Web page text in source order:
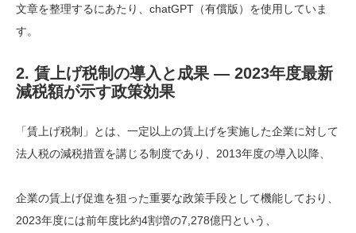
文章を整理するにあたり、chatGPT（有償版）を使用していま
す。
2. 賃上げ税制の導入と成果 ― 2023年度最新
減税額が示す政策効果
「賃上げ税制」とは、一定以上の賃上げを実施した企業に対して
法人税の減税措置を講じる制度であり、2013年度の導入以降、
企業の賃上げ促進を狙った重要な政策手段として機能しており、
2023年度には前年度比約4割増の7,278億円という、